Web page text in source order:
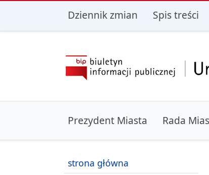
przejdź do głównego menu przejdź do
Dziennik zmian Spis treści
Prezydent Miasta Rada
strona główna